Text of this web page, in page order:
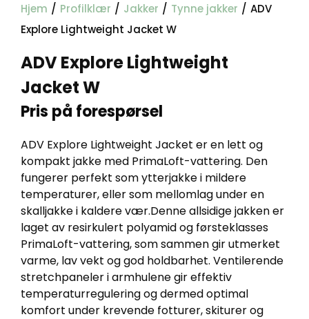
Hjem / Profilklær / Jakker / Tynne jakker / ADV
Explore Lightweight Jacket W
ADV Explore Lightweight
Jacket W
Pris på forespørsel
ADV Explore Lightweight Jacket er en lett og
kompakt jakke med PrimaLoft-vattering. Den
fungerer perfekt som ytterjakke i mildere
temperaturer, eller som mellomlag under en
skalljakke i kaldere vær.Denne allsidige jakken er
laget av resirkulert polyamid og førsteklasses
PrimaLoft-vattering, som sammen gir utmerket
varme, lav vekt og god holdbarhet. Ventilerende
stretchpaneler i armhulene gir effektiv
temperaturregulering og dermed optimal
komfort under krevende fotturer, skiturer og